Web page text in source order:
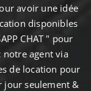
avoir une idée
disponibles
CHAT " pour
notre agent via
de location pour
jour seulement &